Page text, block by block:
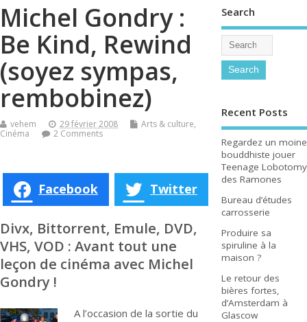
Michel Gondry :
Be Kind, Rewind
(soyez sympas,
rembobinez)
vehem 29 février 2008 Arts & culture,
Cinéma
2 Comments
Facebook Twitter
Divx, Bittorrent, Emule, DVD,
VHS, VOD : Avant tout une
leçon de cinéma avec Michel
Gondry !
A l’occasion de la sortie du
Search
Recent Posts
Regardez un moine
bouddhiste jouer
Teenage Lobotomy
des Ramones
Bureau d’études
carrosserie
Produire sa
spiruline à la
maison ?
Le retour des
bières fortes,
d’Amsterdam à
Glascow